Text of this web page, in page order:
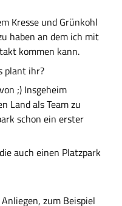
Kresse und Grünkohl
haben an dem ich mit
kommen kann.
plant ihr?
;) Insgeheim
Land als Team zu
schon ein erster
auch einen Platzpark
zum Beispiel